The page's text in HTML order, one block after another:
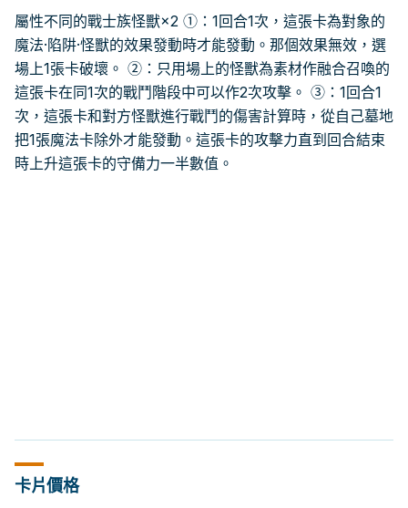
屬性不同的戰士族怪獸×2 ①：1回合1次，這張卡為對象的
魔法·陷阱·怪獸的效果發動時才能發動。那個效果無效，選
場上1張卡破壞。 ②：只用場上的怪獸為素材作融合召喚的
這張卡在同1次的戰鬥階段中可以作2次攻擊。 ③：1回合1
次，這張卡和對方怪獸進行戰鬥的傷害計算時，從自己墓地
把1張魔法卡除外才能發動。這張卡的攻擊力直到回合結束
時上升這張卡的守備力一半數值。
卡片價格